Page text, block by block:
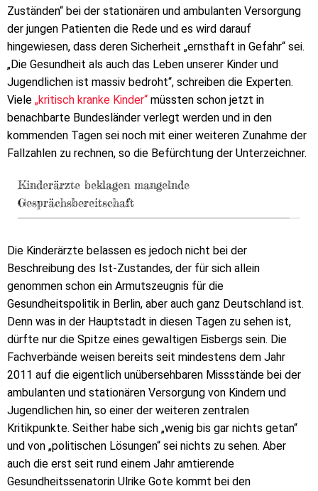
Zuständen“ bei der stationären und ambulanten Versorgung
der jungen Patienten die Rede und es wird darauf
hingewiesen, dass deren Sicherheit „ernsthaft in Gefahr“ sei.
„Die Gesundheit als auch das Leben unserer Kinder und
Jugendlichen ist massiv bedroht“, schreiben die Experten.
Viele „kritisch kranke Kinder“ müssten schon jetzt in
benachbarte Bundesländer verlegt werden und in den
kommenden Tagen sei noch mit einer weiteren Zunahme der
Fallzahlen zu rechnen, so die Befürchtung der Unterzeichner.
Kinderärzte beklagen mangelnde
Gesprächsbereitschaft
Die Kinderärzte belassen es jedoch nicht bei der
Beschreibung des Ist-Zustandes, der für sich allein
genommen schon ein Armutszeugnis für die
Gesundheitspolitik in Berlin, aber auch ganz Deutschland ist.
Denn was in der Hauptstadt in diesen Tagen zu sehen ist,
dürfte nur die Spitze eines gewaltigen Eisbergs sein. Die
Fachverbände weisen bereits seit mindestens dem Jahr
2011 auf die eigentlich unübersehbaren Missstände bei der
ambulanten und stationären Versorgung von Kindern und
Jugendlichen hin, so einer der weiteren zentralen
Kritikpunkte. Seither habe sich „wenig bis gar nichts getan“
und von „politischen Lösungen“ sei nichts zu sehen. Aber
auch die erst seit rund einem Jahr amtierende
Gesundheitssenatorin Ulrike Gote kommt bei den